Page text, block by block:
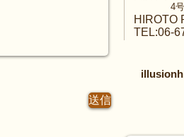
送信
4号秘
HIROTO
TEL:06-